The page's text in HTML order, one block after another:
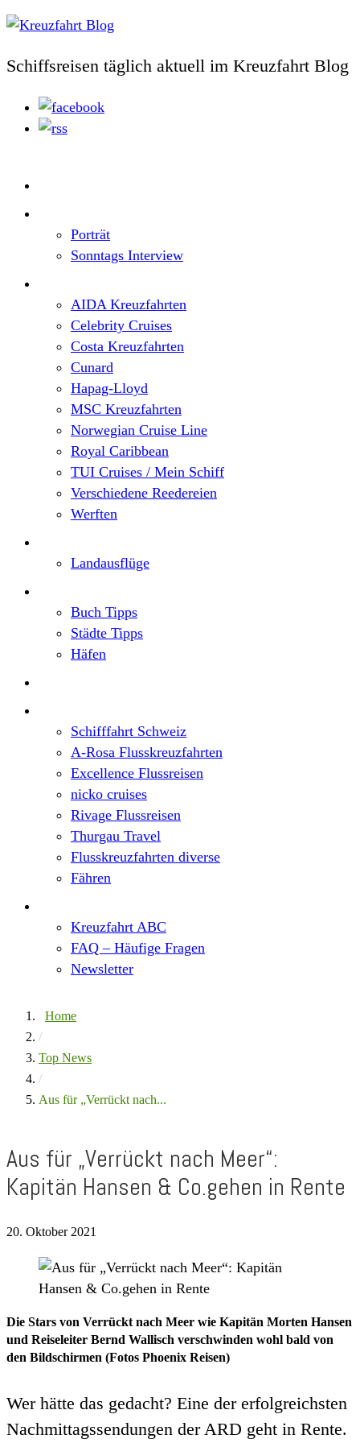
Schiffsreisen täglich aktuell im Kreuzfahrt Blog
Porträt
Sonntags Interview
AIDA Kreuzfahrten
Celebrity Cruises
Costa Kreuzfahrten
Cunard
Hapag-Lloyd
MSC Kreuzfahrten
Norwegian Cruise Line
Royal Caribbean
TUI Cruises / Mein Schiff
Verschiedene Reedereien
Werften
Landausflüge
Buch Tipps
Städte Tipps
Häfen
Schifffahrt Schweiz
A-Rosa Flusskreuzfahrten
Excellence Flussreisen
nicko cruises
Rivage Flussreisen
Thurgau Travel
Flusskreuzfahrten diverse
Fähren
Kreuzfahrt ABC
FAQ – Häufige Fragen
Newsletter
Home
/
Top News
/
Aus für „Verrückt nach...
Aus für „Verrückt nach Meer“:
Kapitän Hansen & Co.gehen in Rente
20. Oktober 2021
Die Stars von Verrückt nach Meer wie Kapitän Morten Hansen
und Reiseleiter Bernd Wallisch verschwinden wohl bald von
den Bildschirmen (Fotos Phoenix Reisen)
Wer hätte das gedacht? Eine der erfolgreichsten
Nachmittagssendungen der ARD geht in Rente.